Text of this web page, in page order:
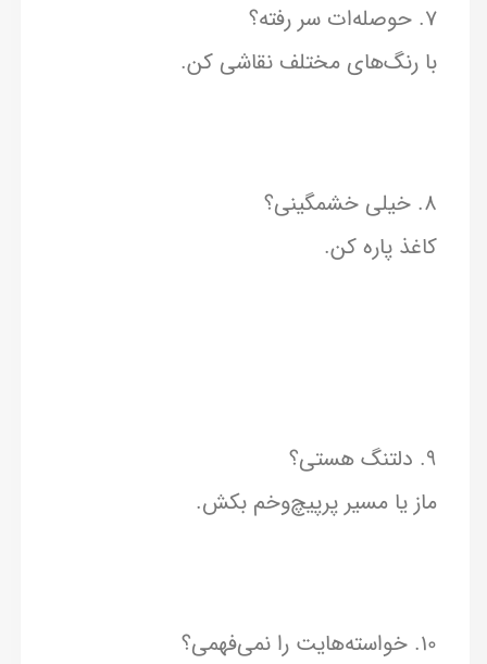
۷. حوصله‌ات سر رفته؟
با رنگ‌های مختلف نقاشی کن.
۸. خیلی خشمگینی؟
کاغذ پاره کن.
۹. دلتنگ هستی؟
ماز یا مسیر پرپیچ‌وخم بکش.
۱۰. خواسته‌هایت را نمی‌فهمی؟